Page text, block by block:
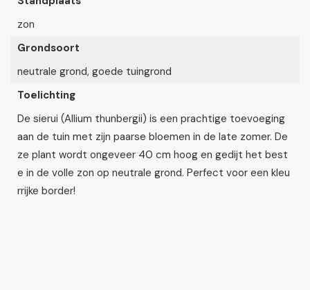
zon
Grondsoort
neutrale grond, goede tuingrond
Toelichting
De sierui (Allium thunbergii) is een prachtige toevoeging
aan de tuin met zijn paarse bloemen in de late zomer. De
ze plant wordt ongeveer 40 cm hoog en gedijt het best
e in de volle zon op neutrale grond. Perfect voor een kleu
rrijke border!